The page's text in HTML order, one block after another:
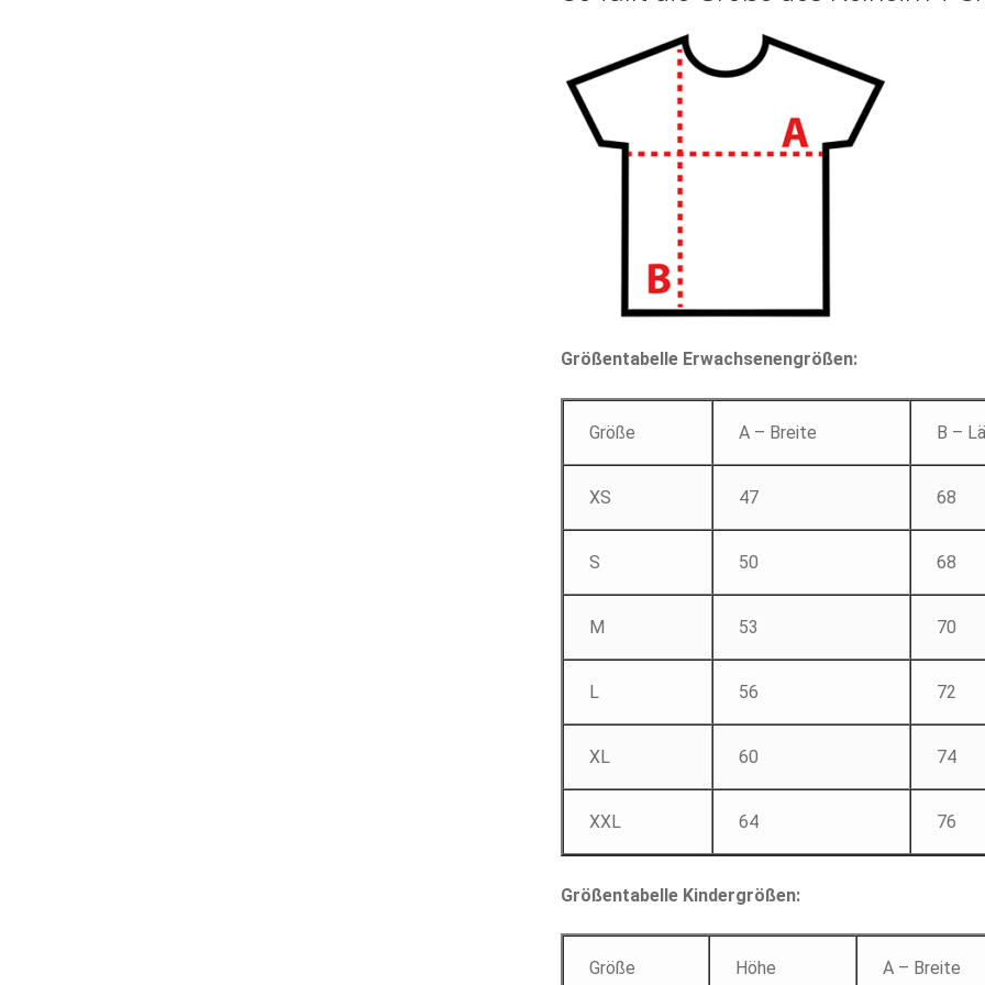
Größentabelle Erwachsenengrößen:
Größe A – Breite B –
XS 47 68
S 50 68
M 53 70
L 56 72
XL 60 74
XXL 64 76
Größentabelle Kindergrößen:
Größe Höhe A – Breite